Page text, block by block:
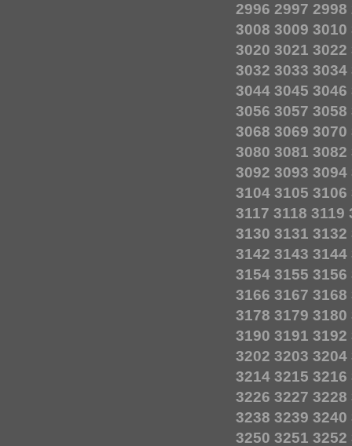
2996 2997 2998
3008 3009 3010
3020 3021 3022
3032 3033 3034
3044 3045 3046
3056 3057 3058
3068 3069 3070
3080 3081 3082
3092 3093 3094
3104 3105 3106
3117 3118 3119
3130 3131 3132
3142 3143 3144
3154 3155 3156
3166 3167 3168
3178 3179 3180
3190 3191 3192
3202 3203 3204
3214 3215 3216
3226 3227 3228
3238 3239 3240
3250 3251 3252